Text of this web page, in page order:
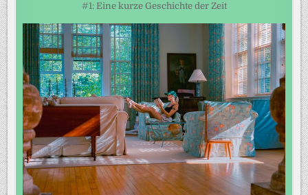
#1: Eine kurze Geschichte der Zeit